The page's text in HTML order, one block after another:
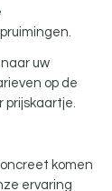
uw
op de
prijskaartje.
komen
ervaring